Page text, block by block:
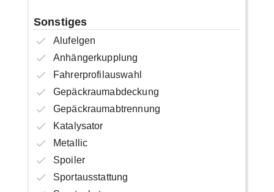
Sonstiges
Alufelgen
Anhängerkupplung
Fahrerprofilauswahl
Gepäckraumabdeckung
Gepäckraumabtrennung
Katalysator
Metallic
Spoiler
Sportausstattung